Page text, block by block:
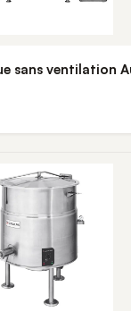
sans ventilation